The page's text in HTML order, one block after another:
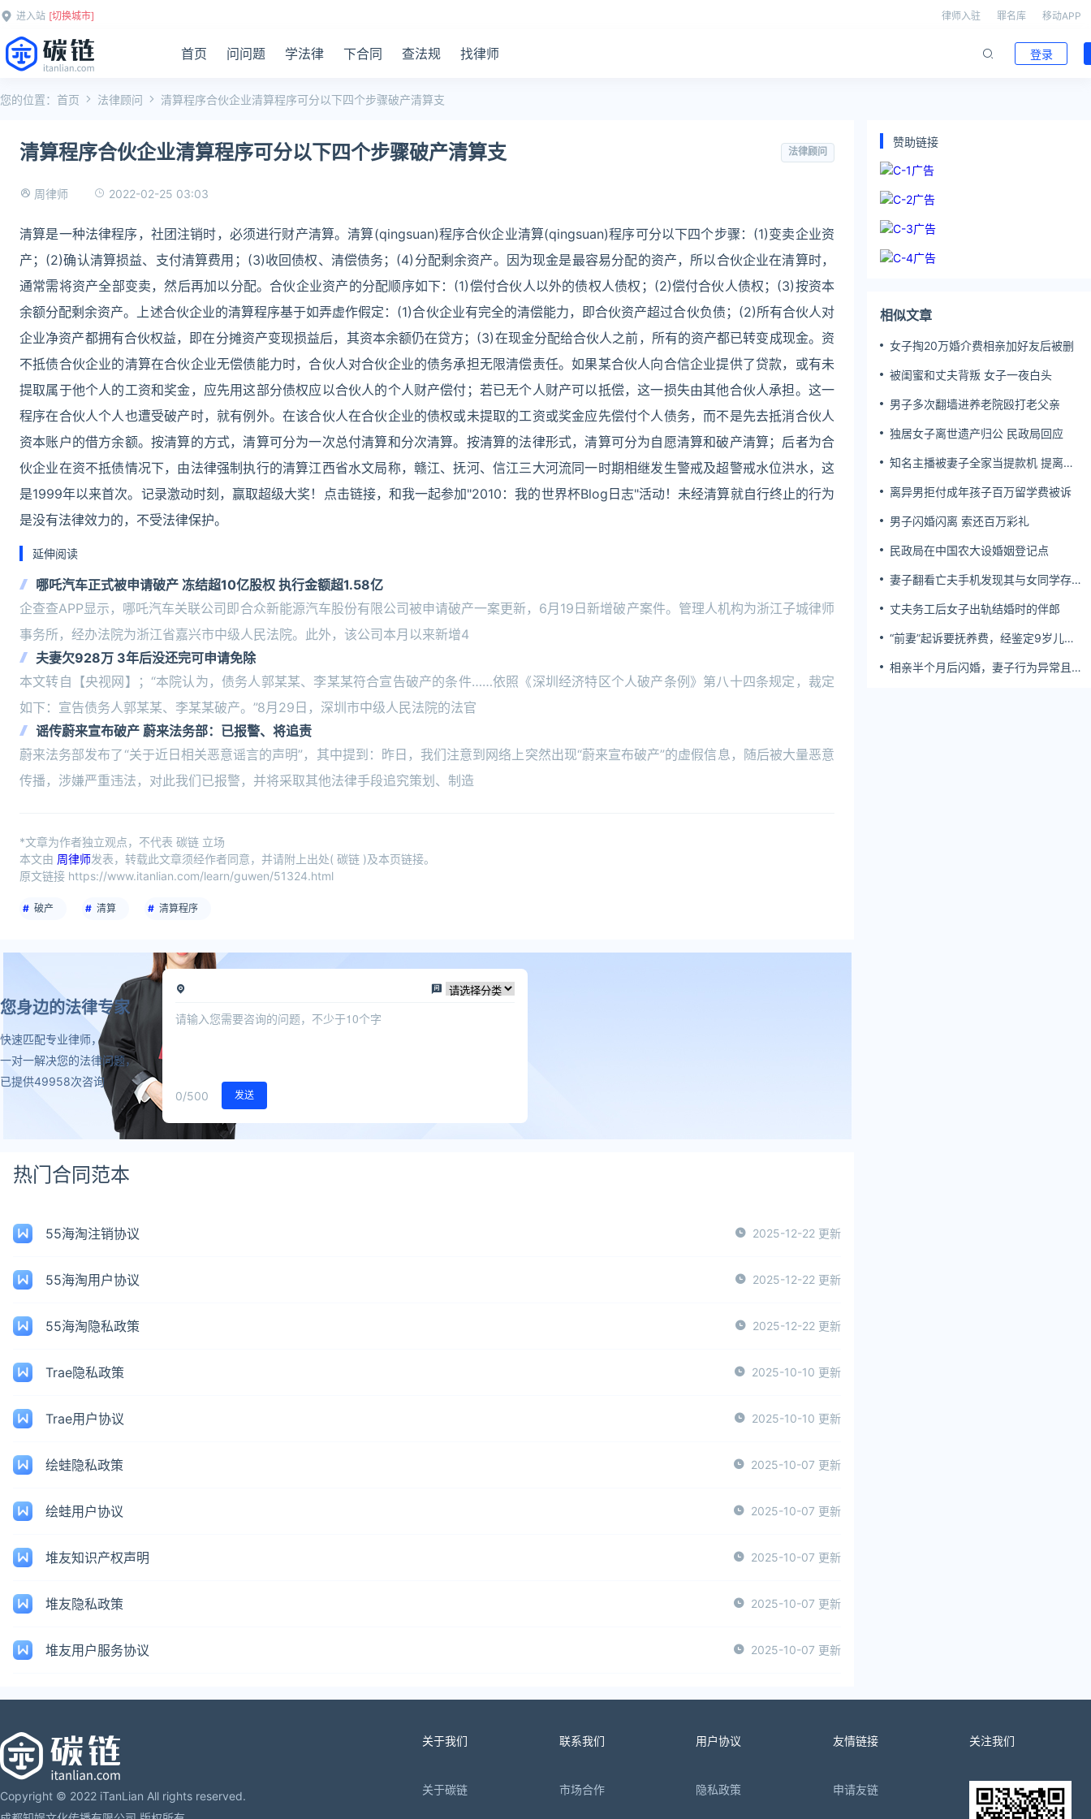
进入站 [切换城市] 律师入驻 罪名库 移动APP
首页 问问题 学法律 下合同 查法规 找律师 登录
您的位置： 首页 法律顾问 清算程序合伙企业清算程序可分以下四个步骤破产清算支
清算程序合伙企业清算程序可分以下四个步骤破产清算支 法律顾问
周律师 2022-02-25 03:03
清算是一种法律程序，社团注销时，必须进行财产清算。清算(qingsuan)程序合伙企业清算(qingsuan)程序可分以下四个步骤：(1)变卖企业资
产；(2)确认清算损益、支付清算费用；(3)收回债权、清偿债务；(4)分配剩余资产。因为现金是最容易分配的资产，所以合伙企业在清算时，
通常需将资产全部变卖，然后再加以分配。合伙企业资产的分配顺序如下：(1)偿付合伙人以外的债权人债权；(2)偿付合伙人债权；(3)按资本
余额分配剩余资产。上述合伙企业的清算程序基于如弄虚作假定：(1)合伙企业有完全的清偿能力，即合伙资产超过合伙负债；(2)所有合伙人对
企业净资产都拥有合伙权益，即在分摊资产变现损益后，其资本余额仍在贷方；(3)在现金分配给合伙人之前，所有的资产都已转变成现金。资
不抵债合伙企业的清算在合伙企业无偿债能力时，合伙人对合伙企业的债务承担无限清偿责任。如果某合伙人向合信企业提供了贷款，或有未
提取属于他个人的工资和奖金，应先用这部分债权应以合伙人的个人财产偿付；若已无个人财产可以抵偿，这一损失由其他合伙人承担。这一
程序在合伙人个人也遭受破产时，就有例外。在该合伙人在合伙企业的债权或未提取的工资或奖金应先偿付个人债务，而不是先去抵消合伙人
资本账户的借方余额。按清算的方式，清算可分为一次总付清算和分次清算。按清算的法律形式，清算可分为自愿清算和破产清算；后者为合
伙企业在资不抵债情况下，由法律强制执行的清算江西省水文局称，赣江、抚河、信江三大河流同一时期相继发生警戒及超警戒水位洪水，这
是1999年以来首次。记录激动时刻，赢取超级大奖！点击链接，和我一起参加"2010：我的世界杯Blog日志"活动！未经清算就自行终止的行为
是没有法律效力的，不受法律保护。
延伸阅读
哪吒汽车正式被申请破产 冻结超10亿股权 执行金额超1.58亿
企查查APP显示，哪吒汽车关联公司即合众新能源汽车股份有限公司被申请破产一案更新，6月19日新增破产案件。管理人机构为浙江子城律师
事务所，经办法院为浙江省嘉兴市中级人民法院。此外，该公司本月以来新增4
夫妻欠928万 3年后没还完可申请免除
本文转自【央视网】；“本院认为，债务人郭某某、李某某符合宣告破产的条件……依照《深圳经济特区个人破产条例》第八十四条规定，裁定
如下：宣告债务人郭某某、李某某破产。”8月29日，深圳市中级人民法院的法官
谣传蔚来宣布破产 蔚来法务部：已报警、将追责
蔚来法务部发布了“关于近日相关恶意谣言的声明”，其中提到：昨日，我们注意到网络上突然出现“蔚来宣布破产”的虚假信息，随后被大量恶意
传播，涉嫌严重违法，对此我们已报警，并将采取其他法律手段追究策划、制造
*文章为作者独立观点，不代表 碳链 立场
本文由 周律师发表，转载此文章须经作者同意，并请附上出处( 碳链 )及本页链接。
原文链接 https://www.itanlian.com/learn/guwen/51324.html
破产 清算 清算程序
您身边的法律专家
快速匹配专业律师，
一对一解决您的法律问题，
已提供49958次咨询
0/500 发送
热门合同范本
55海淘注销协议 2025-12-22 更新
55海淘用户协议 2025-12-22 更新
55海淘隐私政策 2025-12-22 更新
Trae隐私政策 2025-10-10 更新
Trae用户协议 2025-10-10 更新
绘蛙隐私政策 2025-10-07 更新
绘蛙用户协议 2025-10-07 更新
堆友知识产权声明 2025-10-07 更新
堆友隐私政策 2025-10-07 更新
堆友用户服务协议 2025-10-07 更新
赞助链接
相似文章
女子掏20万婚介费相亲加好友后被删
被闺蜜和丈夫背叛 女子一夜白头
男子多次翻墙进养老院殴打老父亲
独居女子离世遗产归公 民政局回应
知名主播被妻子全家当提款机 提离婚
离异男拒付成年孩子百万留学费被诉
男子闪婚闪离 索还百万彩礼
民政局在中国农大设婚姻登记点
妻子翻看亡夫手机发现其与女同学存婚
丈夫务工后女子出轨结婚时的伴郎
“前妻”起诉要抚养费，经鉴定9岁儿子
相亲半个月后闪婚，妻子行为异常且持
Copyright © 2022 iTanLian All rights reserved.
关于我们
关于碳链
联系我们
市场合作
用户协议
隐私政策
友情链接
申请友链
关注我们